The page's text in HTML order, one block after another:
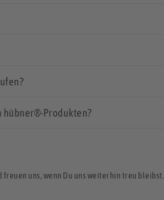
hübner®-Produkten?
uns, wenn Du uns weiterhin treu bleibst.